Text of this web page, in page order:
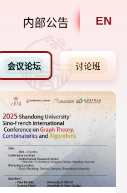
内部公告 EN
会议论坛 讨论班